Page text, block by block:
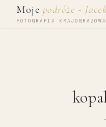
Przejdź do treści
Mojepodróże -
FOTOGRAFIA